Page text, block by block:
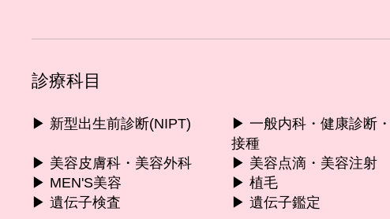
診療科目
▶︎ 新型出生前診断(NIPT)
▶︎ 一般内科・健康診断
接種
▶︎ 美容皮膚科・美容外科 ▶︎ 美容点滴・美容注射
▶︎ MEN'S美容
▶︎ 植毛
▶︎ 遺伝子検査
▶︎ 遺伝子鑑定